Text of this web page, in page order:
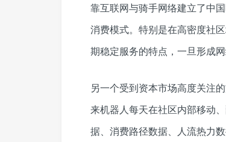
靠互联网与骑手网络建立了中
消费模式。特别是在高密度社
期稳定服务的特点，一旦形成
另一个受到资本市场高度关注
来机器人每天在社区内部移动
据、消费路径数据、人流热力